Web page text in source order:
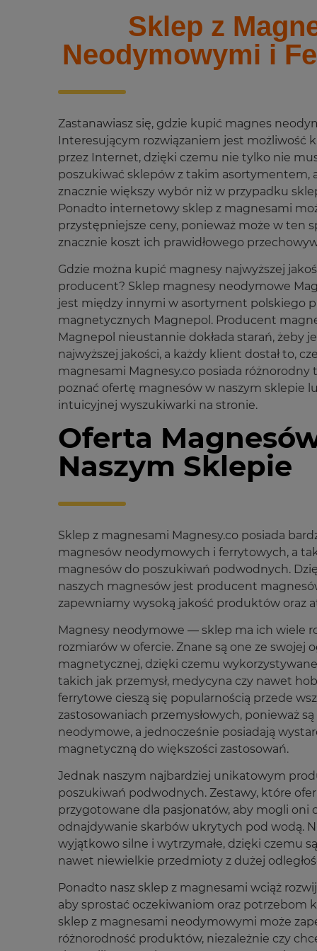
Sklep z
Neodymowymi i
Zastanawiasz się, gdzie kupić magnes
Interesującym rozwiązaniem jest możliwość
przez Internet, dzięki czemu nie tylko nie
poszukiwać sklepów z takim asortymentem,
znacznie większy wybór niż w przypadku
Ponadto internetowy sklep z magnesami
przystępniejsze ceny, ponieważ może w ten
znacznie koszt ich prawidłowego
Gdzie można kupić magnesy najwyższej
producent? Sklep magnesy neodymowe
jest między innymi w asortyment polskiego
magnetycznych Magnepol. Producent
Magnepol nieustannie dokłada starań, żeby
najwyższej jakości, a każdy klient dostał to,
magnesami Magnesy.co posiada różnorodny
poznać ofertę magnesów w naszym sklepie
intuicyjnej wyszukiwarki na stronie.
Oferta
Naszym Sklepie
Sklep z magnesami Magnesy.co posiada
magnesów neodymowych i ferrytowych, a
magnesów do poszukiwań podwodnych.
naszych magnesów jest producent
zapewniamy wysoką jakość produktów oraz
Magnesy neodymowe — sklep ma ich wiele
rozmiarów w ofercie. Znane są one ze swojej
magnetycznej, dzięki czemu
takich jak przemysł, medycyna czy nawet
ferrytowe cieszą się popularnością przede
zastosowaniach przemysłowych, ponieważ
neodymowe, a jednocześnie posiadają
magnetyczną do większości zastosowań.
Jednak naszym najbardziej unikatowym
poszukiwań podwodnych. Zestawy, które
przygotowane dla pasjonatów, aby mogli oni
odnajdywanie skarbów ukrytych pod wodą.
wyjątkowo silne i wytrzymałe, dzięki czemu
nawet niewielkie przedmioty z dużej
Ponadto nasz sklep z magnesami wciąż
aby sprostać oczekiwaniom oraz potrzebom
sklep z magnesami neodymowymi może
różnorodność produktów, niezależnie czy